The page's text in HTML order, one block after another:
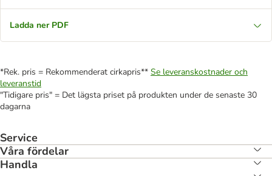
Ladda ner PDF
*Rek. pris = Rekommenderat cirkapris** Se leveranskostnader och
leveranstid
"Tidigare pris" = Det lägsta priset på produkten under de senaste 30
dagarna
Service
Våra fördelar
Handla